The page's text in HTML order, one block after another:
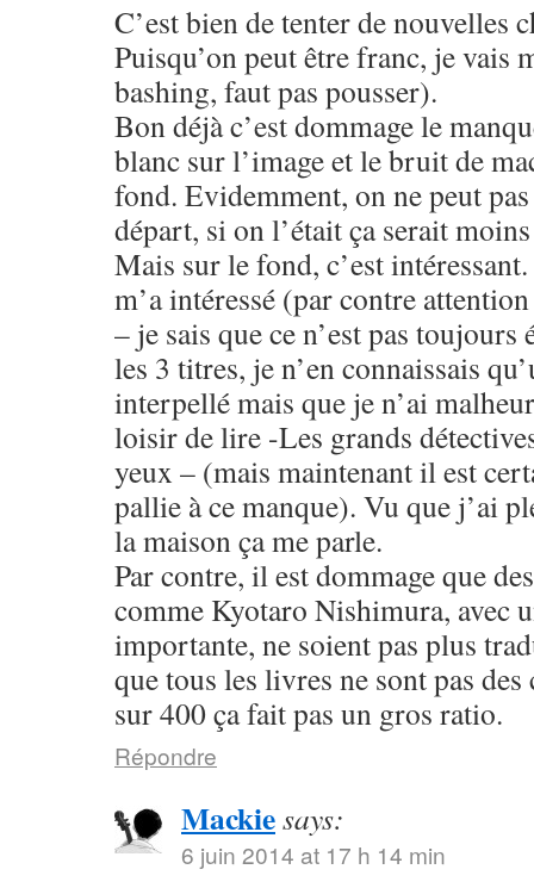
C’est bien de tenter de nouvelles
Puisqu’on peut être franc, je vais
bashing, faut pas pousser).
Bon déjà c’est dommage le
blanc sur l’image et le bruit de
fond. Evidemment, on ne peut
départ, si on l’était ça serait
Mais sur le fond, c’est
m’a intéressé (par contre
– je sais que ce n’est pas
les 3 titres, je n’en connaissais
interpellé mais que je n’ai
loisir de lire -Les grands
yeux – (mais maintenant il est
pallie à ce manque). Vu que j’ai
la maison ça me parle.
Par contre, il est dommage que
comme Kyotaro Nishimura, avec
importante, ne soient pas plus
que tous les livres ne sont pas
sur 400 ça fait pas un gros ratio.
Répondre
Mackiesays:
6 juin 2014 at 17 h 14 min